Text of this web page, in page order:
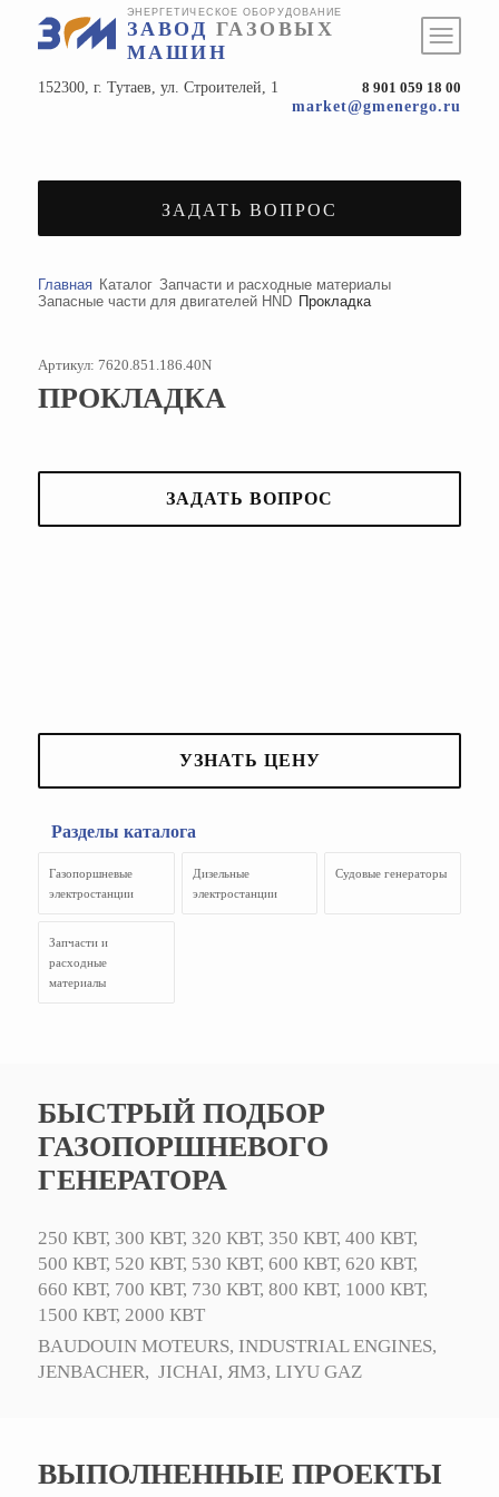
ЭНЕРГЕТИЧЕСКОЕ ОБОРУДОВАНИЕ
ЗАВОД ГАЗОВЫХ
МАШИН
152300, г. Тутаев, ул. Строителей, 1
8 901 059 18 00
market@gmenergo.ru
ЗАДАТЬ ВОПРОС
Главная Каталог Запчасти и расходные материалы
Запасные части для двигателей HND Прокладка
Артикул: 7620.851.186.40N
ПРОКЛАДКА
ЗАДАТЬ ВОПРОС
УЗНАТЬ ЦЕНУ
Разделы каталога
Газопоршневые
электростанции
Дизельные
электростанции
Судовые генераторы
Запчасти и
расходные
материалы
БЫСТРЫЙ ПОДБОР
ГАЗОПОРШНЕВОГО
ГЕНЕРАТОРА
250 КВТ, 300 КВТ, 320 КВТ, 350 КВТ, 400 КВТ,
500 КВТ, 520 КВТ, 530 КВТ, 600 КВТ, 620 КВТ,
660 КВТ, 700 КВТ, 730 КВТ, 800 КВТ, 1000 КВТ,
1500 КВТ, 2000 КВТ
BAUDOUIN MOTEURS, INDUSTRIAL ENGINES,
JENBACHER, JICHAI, ЯМЗ, LIYU GAZ
ВЫПОЛНЕННЫЕ ПРОЕКТЫ